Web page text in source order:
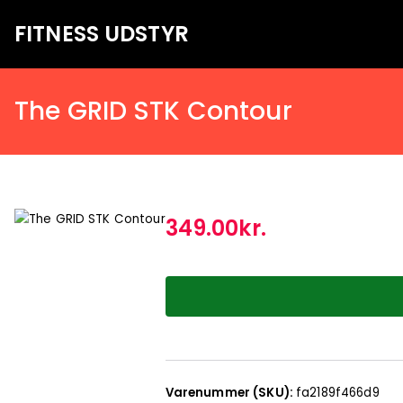
FITNESS UDSTYR
The GRID STK Contour
349.00kr.
Varenummer (SKU): fa2189f466d9